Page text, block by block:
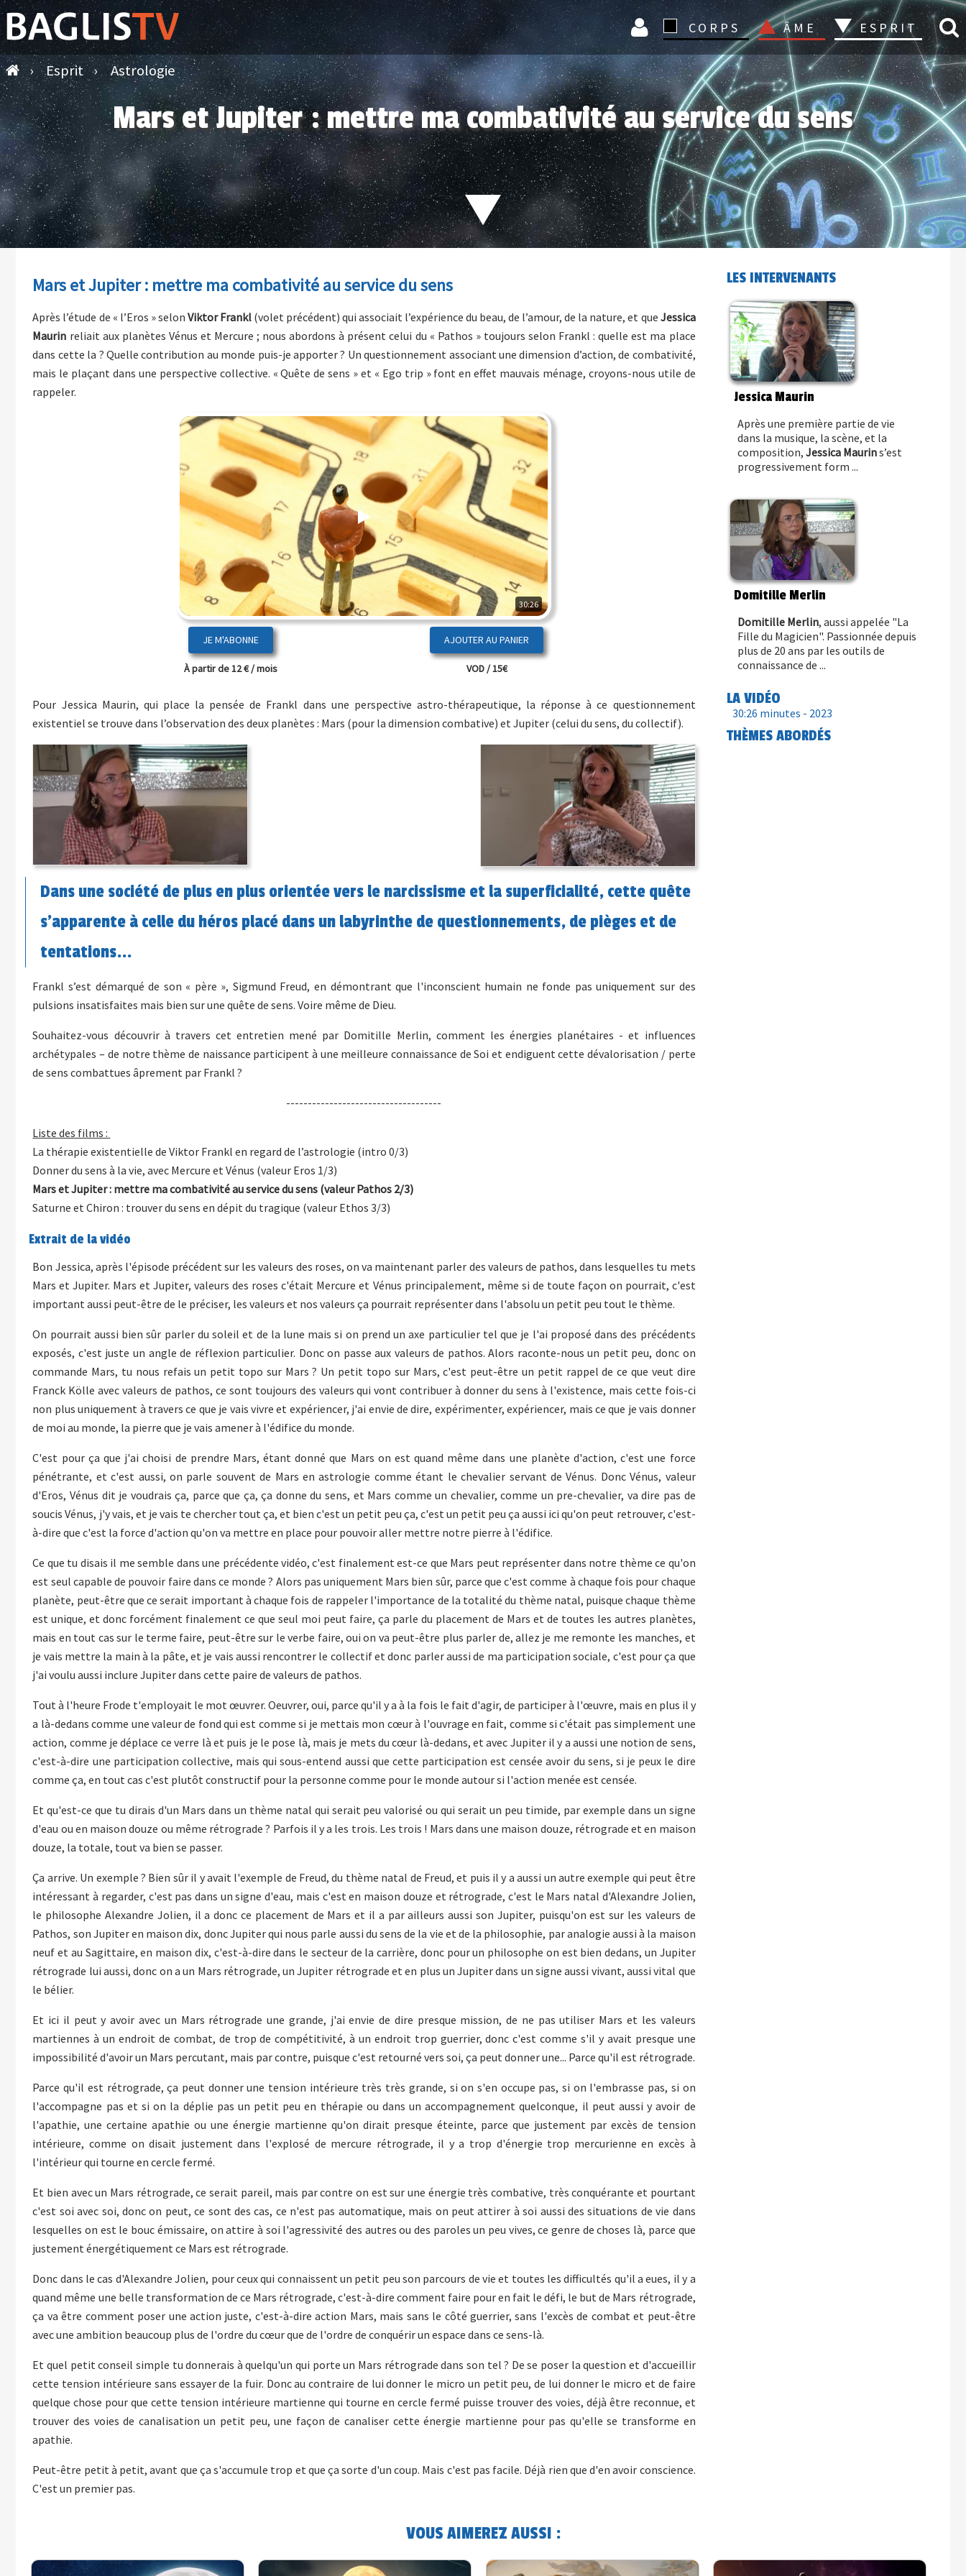
CONNEXION
CORPS ÂME ESPRIT
› Esprit › Astrologie
Mars et Jupiter : mettre ma combativité au service du sens
Mars et Jupiter : mettre ma combativité au service du sens
Après l’étude de « l’Eros » selon Viktor Frankl(volet précédent) qui associait l’expérience du beau, de l’amour, de la nature, et que Jessica
Maurin reliait aux planètes Vénus et Mercure ; nous abordons à présent celui du « Pathos » toujours selon Frankl : quelle est ma place
dans cette la ? Quelle contribution au monde puis-je apporter ? Un questionnement associant une dimension d’action, de combativité,
mais le plaçant dans une perspective collective. « Quête de sens » et « Ego trip » font en effet mauvais ménage, croyons-nous utile de
rappeler.
30:26
JE M'ABONNE
À partir de 12 € / mois VOD / 15€
Pour Jessica Maurin, qui place la pensée de Frankl dans une perspective astro-thérapeutique, la réponse à ce questionnement
existentiel se trouve dans l’observation des deux planètes : Mars (pour la dimension combative) et Jupiter (celui du sens, du collectif).
Dans une société de plus en plus orientée vers le narcissisme et la superficialité, cette quête
s’apparente à celle du héros placé dans un labyrinthe de questionnements, de pièges et de
tentations...
Frankl s’est démarqué de son « père », Sigmund Freud, en démontrant que l'inconscient humain ne fonde pas uniquement sur des
pulsions insatisfaites mais bien sur une quête de sens. Voire même de Dieu.
Souhaitez-vous découvrir à travers cet entretien mené par Domitille Merlin, comment les énergies planétaires - et influences
archétypales – de notre thème de naissance participent à une meilleure connaissance de Soi et endiguent cette dévalorisation / perte
de sens combattues âprement par Frankl ?
------------------------------------
Liste des films :
La thérapie existentielle de Viktor Frankl en regard de l’astrologie (intro 0/3)
Donner du sens à la vie, avec Mercure et Vénus (valeur Eros 1/3)
Mars et Jupiter : mettre ma combativité au service du sens (valeur Pathos 2/3)
Saturne et Chiron : trouver du sens en dépit du tragique (valeur Ethos 3/3)
Extrait de la vidéo
Bon Jessica, après l'épisode précédent sur les valeurs des roses, on va maintenant parler des valeurs de pathos, dans lesquelles tu mets
Mars et Jupiter. Mars et Jupiter, valeurs des roses c'était Mercure et Vénus principalement, même si de toute façon on pourrait, c'est
important aussi peut-être de le préciser, les valeurs et nos valeurs ça pourrait représenter dans l'absolu un petit peu tout le thème.
On pourrait aussi bien sûr parler du soleil et de la lune mais si on prend un axe particulier tel que je l'ai proposé dans des précédents
exposés, c'est juste un angle de réflexion particulier. Donc on passe aux valeurs de pathos. Alors raconte-nous un petit peu, donc on
commande Mars, tu nous refais un petit topo sur Mars ? Un petit topo sur Mars, c'est peut-être un petit rappel de ce que veut dire
Franck Kölle avec valeurs de pathos, ce sont toujours des valeurs qui vont contribuer à donner du sens à l'existence, mais cette fois-ci
non plus uniquement à travers ce que je vais vivre et expériencer, j'ai envie de dire, expérimenter, expériencer, mais ce que je vais donner
de moi au monde, la pierre que je vais amener à l'édifice du monde.
C'est pour ça que j'ai choisi de prendre Mars, étant donné que Mars on est quand même dans une planète d'action, c'est une force
pénétrante, et c'est aussi, on parle souvent de Mars en astrologie comme étant le chevalier servant de Vénus. Donc Vénus, valeur
d'Eros, Vénus dit je voudrais ça, parce que ça, ça donne du sens, et Mars comme un chevalier, comme un pre-chevalier, va dire pas de
soucis Vénus, j'y vais, et je vais te chercher tout ça, et bien c'est un petit peu ça, c'est un petit peu ça aussi ici qu'on peut retrouver, c'est-
à-dire que c'est la force d'action qu'on va mettre en place pour pouvoir aller mettre notre pierre à l'édifice.
Ce que tu disais il me semble dans une précédente vidéo, c'est finalement est-ce que Mars peut représenter dans notre thème ce qu'on
est seul capable de pouvoir faire dans ce monde ? Alors pas uniquement Mars bien sûr, parce que c'est comme à chaque fois pour chaque
planète, peut-être que ce serait important à chaque fois de rappeler l'importance de la totalité du thème natal, puisque chaque thème
est unique, et donc forcément finalement ce que seul moi peut faire, ça parle du placement de Mars et de toutes les autres planètes,
mais en tout cas sur le terme faire, peut-être sur le verbe faire, oui on va peut-être plus parler de, allez je me remonte les manches, et
je vais mettre la main à la pâte, et je vais aussi rencontrer le collectif et donc parler aussi de ma participation sociale, c'est pour ça que
j'ai voulu aussi inclure Jupiter dans cette paire de valeurs de pathos.
Tout à l'heure Frode t'employait le mot œuvrer. Oeuvrer, oui, parce qu'il y a à la fois le fait d'agir, de participer à l'œuvre, mais en plus il y
a là-dedans comme une valeur de fond qui est comme si je mettais mon cœur à l'ouvrage en fait, comme si c'était pas simplement une
action, comme je déplace ce verre là et puis je le pose là, mais je mets du cœur là-dedans, et avec Jupiter il y a aussi une notion de sens,
c'est-à-dire une participation collective, mais qui sous-entend aussi que cette participation est censée avoir du sens, si je peux le dire
comme ça, en tout cas c'est plutôt constructif pour la personne comme pour le monde autour si l'action menée est censée.
Et qu'est-ce que tu dirais d'un Mars dans un thème natal qui serait peu valorisé ou qui serait un peu timide, par exemple dans un signe
d'eau ou en maison douze ou même rétrograde ? Parfois il y a les trois. Les trois ! Mars dans une maison douze, rétrograde et en maison
douze, la totale, tout va bien se passer.
Ça arrive. Un exemple ? Bien sûr il y avait l'exemple de Freud, du thème natal de Freud, et puis il y a aussi un autre exemple qui peut être
intéressant à regarder, c'est pas dans un signe d'eau, mais c'est en maison douze et rétrograde, c'est le Mars natal d'Alexandre Jolien,
le philosophe Alexandre Jolien, il a donc ce placement de Mars et il a par ailleurs aussi son Jupiter, puisqu'on est sur les valeurs de
Pathos, son Jupiter en maison dix, donc Jupiter qui nous parle aussi du sens de la vie et de la philosophie, par analogie aussi à la maison
neuf et au Sagittaire, en maison dix, c'est-à-dire dans le secteur de la carrière, donc pour un philosophe on est bien dedans, un Jupiter
rétrograde lui aussi, donc on a un Mars rétrograde, un Jupiter rétrograde et en plus un Jupiter dans un signe aussi vivant, aussi vital que
le bélier.
Et ici il peut y avoir avec un Mars rétrograde une grande, j'ai envie de dire presque mission, de ne pas utiliser Mars et les valeurs
martiennes à un endroit de combat, de trop de compétitivité, à un endroit trop guerrier, donc c'est comme s'il y avait presque une
impossibilité d'avoir un Mars percutant, mais par contre, puisque c'est retourné vers soi, ça peut donner une... Parce qu'il est rétrograde.
Parce qu'il est rétrograde, ça peut donner une tension intérieure très très grande, si on s'en occupe pas, si on l'embrasse pas, si on
l'accompagne pas et si on la déplie pas un petit peu en thérapie ou dans un accompagnement quelconque, il peut aussi y avoir de
l'apathie, une certaine apathie ou une énergie martienne qu'on dirait presque éteinte, parce que justement par excès de tension
intérieure, comme on disait justement dans l'explosé de mercure rétrograde, il y a trop d'énergie trop mercurienne en excès à
l'intérieur qui tourne en cercle fermé.
Et bien avec un Mars rétrograde, ce serait pareil, mais par contre on est sur une énergie très combative, très conquérante et pourtant
c'est soi avec soi, donc on peut, ce sont des cas, ce n'est pas automatique, mais on peut attirer à soi aussi des situations de vie dans
lesquelles on est le bouc émissaire, on attire à soi l'agressivité des autres ou des paroles un peu vives, ce genre de choses là, parce que
justement énergétiquement ce Mars est rétrograde.
Donc dans le cas d'Alexandre Jolien, pour ceux qui connaissent un petit peu son parcours de vie et toutes les difficultés qu'il a eues, il y a
quand même une belle transformation de ce Mars rétrograde, c'est-à-dire comment faire pour en fait le défi, le but de Mars rétrograde,
ça va être comment poser une action juste, c'est-à-dire action Mars, mais sans le côté guerrier, sans l'excès de combat et peut-être
avec une ambition beaucoup plus de l'ordre du cœur que de l'ordre de conquérir un espace dans ce sens-là.
Et quel petit conseil simple tu donnerais à quelqu'un qui porte un Mars rétrograde dans son tel ? De se poser la question et d'accueillir
cette tension intérieure sans essayer de la fuir. Donc au contraire de lui donner le micro un petit peu, de lui donner le micro et de faire
quelque chose pour que cette tension intérieure martienne qui tourne en cercle fermé puisse trouver des voies, déjà être reconnue, et
trouver des voies de canalisation un petit peu, une façon de canaliser cette énergie martienne pour pas qu'elle se transforme en
apathie.
Peut-être petit à petit, avant que ça s'accumule trop et que ça sorte d'un coup. Mais c'est pas facile. Déjà rien que d'en avoir conscience.
C'est un premier pas.
LES INTERVENANTS
Jessica Maurin
Après une première partie de vie
dans la musique, la scène, et la
composition, Jessica Maurins’est
progressivement form ...
Domitille Merlin
Domitille Merlin, aussi appelée "La
Fille du Magicien". Passionnée depuis
plus de 20 ans par les outils de
connaissance de ...
LA VIDÉO
30:26 minutes - 2023
THÈMES ABORDÉS
VOUS AIMEREZ AUSSI :